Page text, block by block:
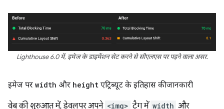
Lighthouse 6.0 में, इमेज के डाइमेंशन सेट करने से सीएलएस पर पड़ने वाला असर.
इमेज पर width और height एट्रिब्यूट के इतिहास की जानकारी
वेब की शुरुआत में, डेवलपर अपने <img> टैग में width और